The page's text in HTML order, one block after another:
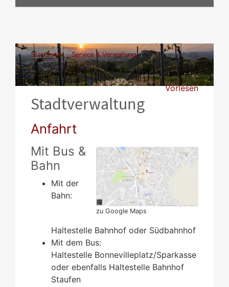
Startseite Service & Verwaltung Stadtverwaltung
Vorlesen
Stadtverwaltung
Anfahrt
zu Google Maps
Mit Bus &
Bahn
Mit der
Bahn:
Haltestelle Bahnhof oder Südbahnhof
Mit dem Bus:
Haltestelle Bonnevilleplatz/Sparkasse
oder ebenfalls Haltestelle Bahnhof
Staufen